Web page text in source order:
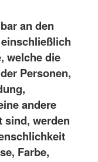
an den
welche die
Personen,
andere
sind, werden
Farbe,